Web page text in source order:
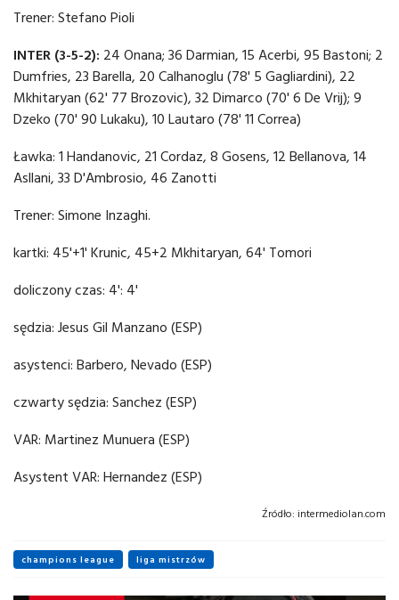
Trener: Stefano Pioli
INTER (3-5-2): 24 Onana; 36 Darmian, 15 Acerbi, 95 Bastoni; 2
Dumfries, 23 Barella, 20 Calhanoglu (78' 5 Gagliardini), 22
Mkhitaryan (62' 77 Brozovic), 32 Dimarco (70' 6 De Vrij); 9
Dzeko (70' 90 Lukaku), 10 Lautaro (78' 11 Correa)
Ławka: 1 Handanovic, 21 Cordaz, 8 Gosens, 12 Bellanova, 14
Asllani, 33 D'Ambrosio, 46 Zanotti
Trener: Simone Inzaghi.
kartki: 45'+1' Krunic, 45+2 Mkhitaryan, 64' Tomori
doliczony czas: 4': 4'
sędzia: Jesus Gil Manzano (ESP)
asystenci: Barbero, Nevado (ESP)
czwarty sędzia: Sanchez (ESP)
VAR: Martinez Munuera (ESP)
Asystent VAR: Hernandez (ESP)
Źródło: intermediolan.com
champions league liga mistrzów